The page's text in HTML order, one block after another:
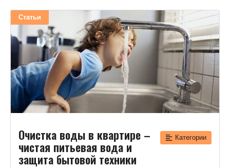
Статьи
Очистка воды в квартире –
чистая питьевая вода и
защита бытовой техники
Категории